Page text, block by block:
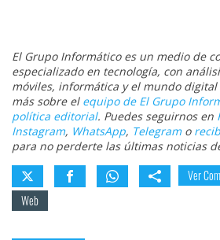
El Grupo Informático es un medio de
especializado en tecnología, con
móviles, informática y el mundo digital
más sobre el equipo de El Grupo
política editorial. Puedes seguirnos en
Instagram, WhatsApp, Telegramo
para no perderte las últimas noticias
Ver
Web